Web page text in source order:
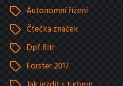
Autonomní řízení
Čtečka značek
Dpf filtr
Forster 2017